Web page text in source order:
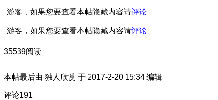
游客，如果您要查看本帖隐藏内容请评论
游客，如果您要查看本帖隐藏内容请评论
35539阅读
本帖最后由 独人欣赏 于 2017-2-20 15:34 编辑
评论191